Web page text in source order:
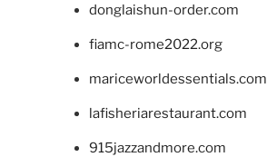
donglaishun-order.com
fiamc-rome2022.org
mariceworldessentials.com
lafisheriarestaurant.com
915jazzandmore.com